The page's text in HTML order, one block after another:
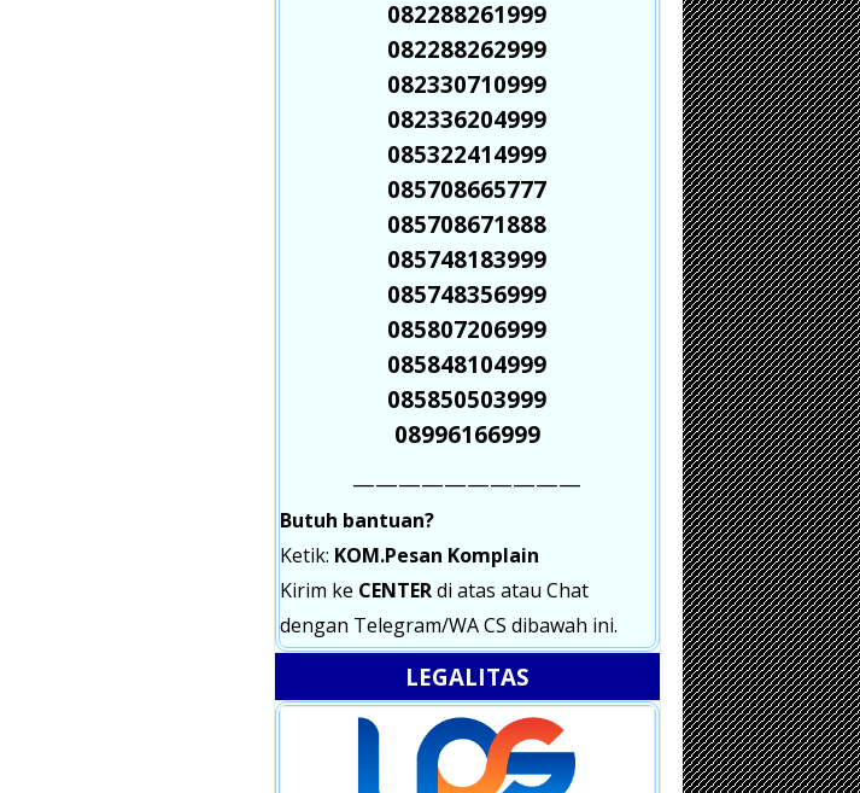
082288261999
082288262999
082330710999
082336204999
085322414999
085708665777
085708671888
085748183999
085748356999
085807206999
085848104999
085850503999
08996166999
——————————
Butuh bantuan?
Ketik: KOM.Pesan Komplain
Kirim ke CENTERdi atas atau Chat
dengan Telegram/WA CS dibawah ini.
LEGALITAS